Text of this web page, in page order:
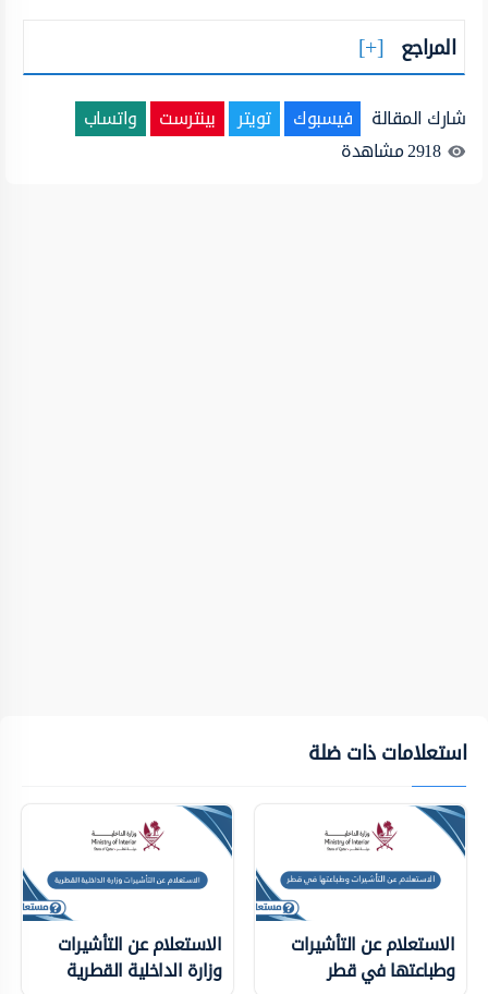
المراجع
شارك المقالة فيسبوك تويتر بينترست
واتساب
2918مشاهدة
استعلامات ذات ضلة
الاستعلام عن التأشيرات
وطباعتها في قطر
الاستعلام عن التأشيرات
وزارة الداخلية ‏القطرية